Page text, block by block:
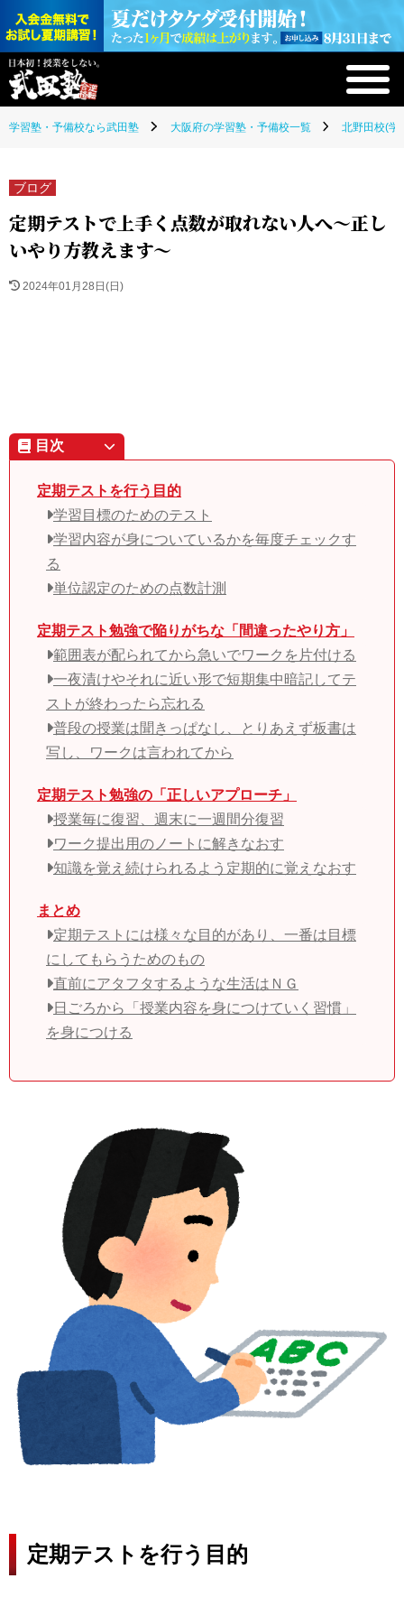
学習塾・予備校なら武田塾 大阪府の学習塾・予備校一覧 北野田校(学
ブログ
定期テストで上手く点数が取れない人へ～正し
いやり方教えます～
2024年01月28日(日)
目次
定期テストを行う目的
学習目標のためのテスト
学習内容が身についているかを毎度チェックす
る
単位認定のための点数計測
定期テスト勉強で陥りがちな「間違ったやり方」
範囲表が配られてから急いでワークを片付ける
一夜漬けやそれに近い形で短期集中暗記してテ
ストが終わったら忘れる
普段の授業は聞きっぱなし、とりあえず板書は
写し、ワークは言われてから
定期テスト勉強の「正しいアプローチ」
授業毎に復習、週末に一週間分復習
ワーク提出用のノートに解きなおす
知識を覚え続けられるよう定期的に覚えなおす
まとめ
定期テストには様々な目的があり、一番は目標
にしてもらうためのもの
直前にアタフタするような生活はＮＧ
日ごろから「授業内容を身につけていく習慣」
を身につける
定期テストを行う目的